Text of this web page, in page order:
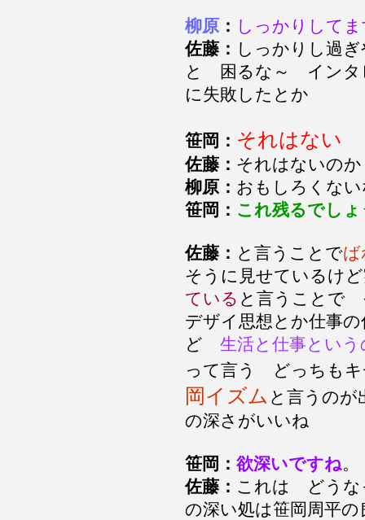
柳原 ： しっかりして
佐藤： しっかりし過
と 困るな～ インタ
に失敗したとか
笹岡： それはない
佐藤： それはない
柳原： おもしろくな
笹岡： これ残るでしょ
佐藤： と言うことで
そうに見せているけど
ている と言うことで
デザイ思想とか仕事
ど 生活と仕事とい
って言う どっちも
岡イズム と言うのが
の深さがいいね
笹岡： 欲深いですね
佐藤： これは どうな
の深い処は笹岡周平